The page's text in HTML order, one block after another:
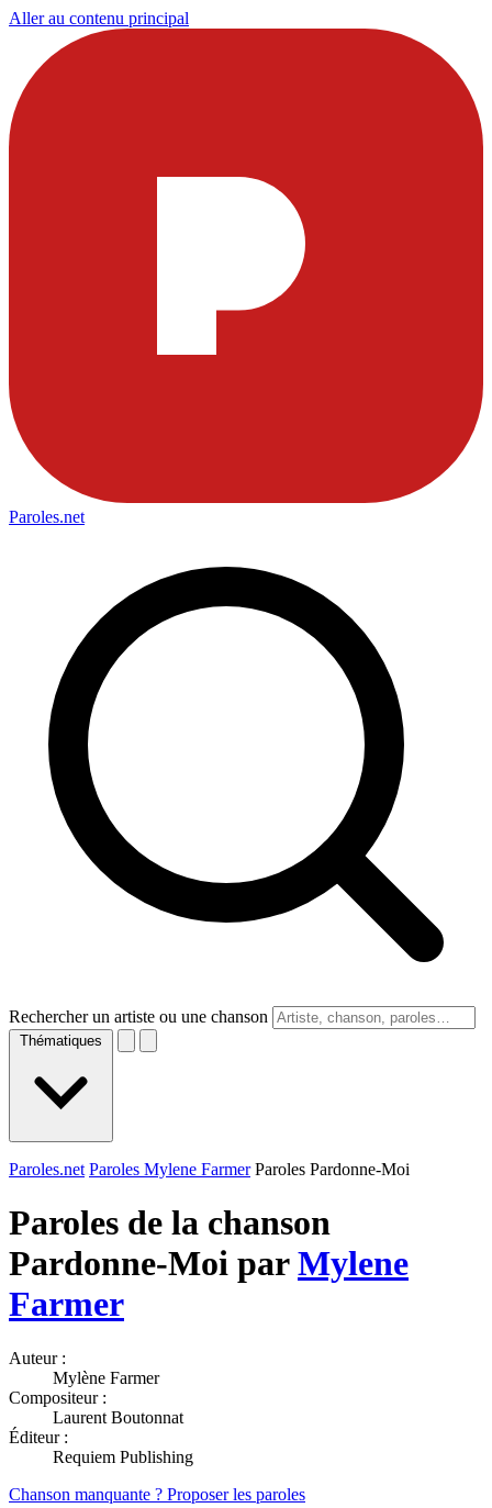
Aller au contenu principal
Paroles.net
Rechercher un artiste ou une chanson
Thématiques
Paroles.net Paroles Mylene Farmer Paroles Pardonne-Moi
Paroles de la chanson
Pardonne-Moi parMylene
Farmer
Auteur :
Mylène Farmer
Compositeur :
Laurent Boutonnat
Éditeur :
Requiem Publishing
Chanson manquante ? Proposer les paroles